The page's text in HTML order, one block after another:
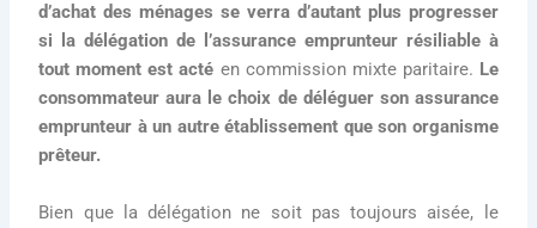
d’achat des ménages se verra d’autant plus progresser
si la délégation de l’assurance emprunteur résiliable à
tout moment est acté en commission mixte paritaire. Le
consommateur aura le choix de déléguer son assurance
emprunteur à un autre établissement que son organisme
prêteur.
Bien que la délégation ne soit pas toujours aisée, le